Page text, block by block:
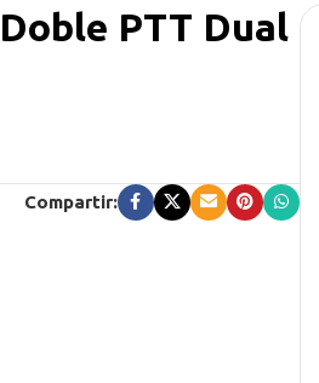
PTT Dual
Compartir: